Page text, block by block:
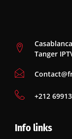
Tanger
‪+212
Info links